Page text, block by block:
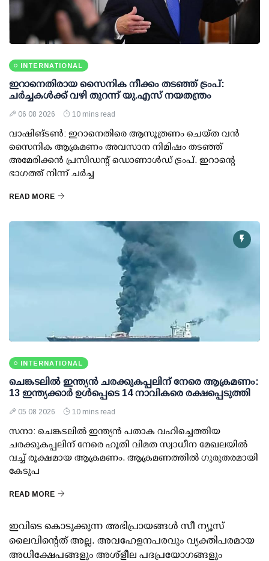
INTERNATIONAL
ഇറാനെതിരായ സൈനിക നീക്കം തടഞ്ഞ് ട്രംപ്:
ചര്‍ച്ചകള്‍ക്ക് വഴി തുറന്ന് യു.എസ് നയതന്ത്രം
06 08 2026 10 mins read
വാഷിങ്ടണ്‍: ഇറാനെതിരെ ആസൂത്രണം ചെയ്ത വന്‍
സൈനിക ആക്രമണം അവസാന നിമിഷം തടഞ്ഞ്
അമേരിക്കന്‍ പ്രസിഡന്റ് ഡൊണാള്‍ഡ് ട്രംപ്. ഇറാന്റെ
ഭാഗത്ത് നിന്ന് ചര്‍ച്ച
READ MORE
INTERNATIONAL
ചെങ്കടലില്‍ ഇന്ത്യന്‍ ചരക്കുകപ്പലിന് നേരെ ആക്രമണം:
13 ഇന്ത്യക്കാര്‍ ഉള്‍പ്പെടെ 14 നാവികരെ രക്ഷപ്പെടുത്തി
05 08 2026 10 mins read
സനാ: ചെങ്കടലില്‍ ഇന്ത്യന്‍ പതാക വഹിച്ചെത്തിയ
ചരക്കുകപ്പലിന് നേരെ ഹൂതി വിമത സ്വാധീന മേഖലയില്‍
വച്ച് രൂക്ഷമായ ആക്രമണം. ആക്രമണത്തില്‍ ഗുരുതരമായി
കേടുപ
READ MORE
ഇവിടെ കൊടുക്കുന്ന അഭിപ്രായങ്ങള്‍ സീ ന്യൂസ്
ലൈവിന്റെത് അല്ല. അവഹേളനപരവും വ്യക്തിപരമായ
അധിക്ഷേപങ്ങളും അശ്‌ളീല പദപ്രയോഗങ്ങളും